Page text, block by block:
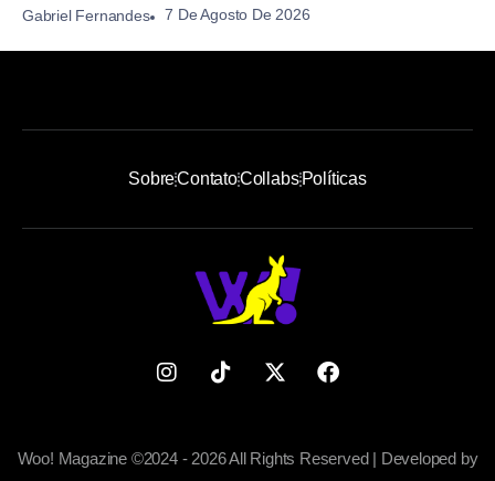
Gabriel Fernandes 7 De Agosto De 2026
SobreContatoCollabsPolíticas
Woo! Magazine ©2024 - 2026 All Rights Reserved | Developed by